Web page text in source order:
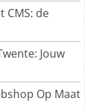
CMS: de
Jouw
Op Maat